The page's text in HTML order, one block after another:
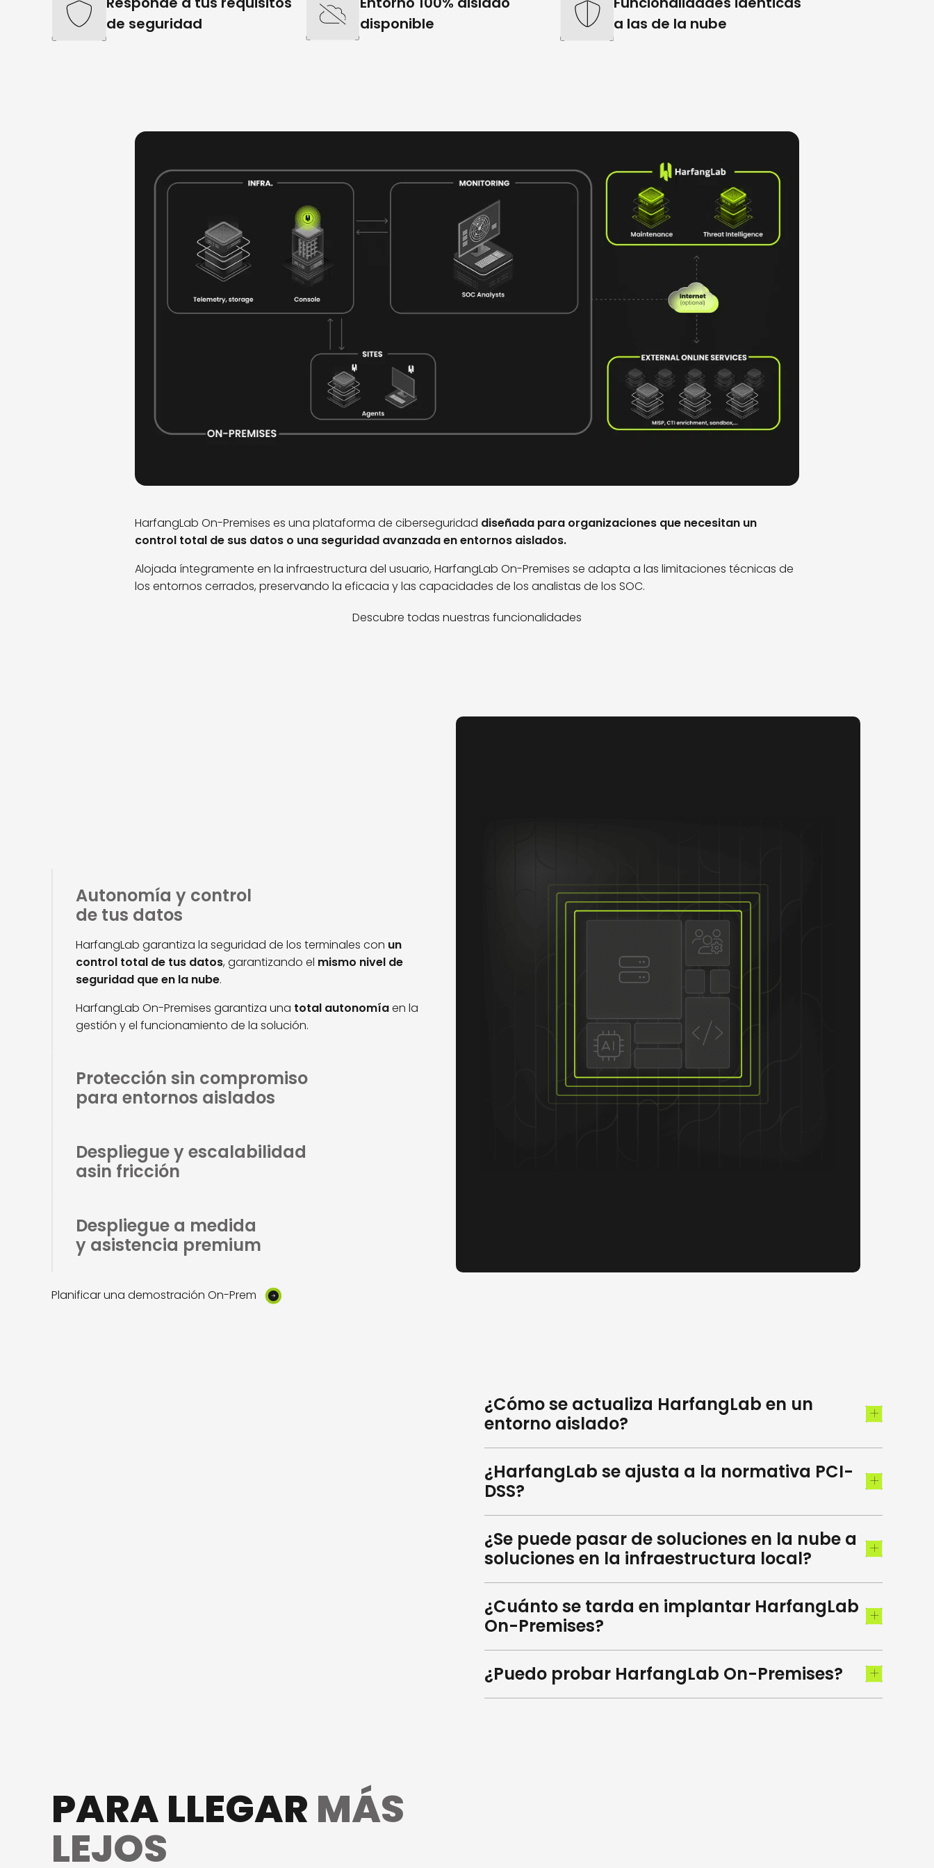
de seguridad
disponible
a las de la nube
HarfangLab On-Premises es una plataforma de ciberseguridad diseñada para organizaciones que necesitan un
control total de sus datos o una seguridad avanzada en entornos aislados.
Alojada íntegramente en la infraestructura del usuario, HarfangLab On-Premises se adapta a las limitaciones técnicas de
los entornos cerrados, preservando la eficacia y las capacidades de los analistas de los SOC.
Descubre todas nuestras funcionalidades
Autonomía y control
de tus datos
HarfangLab garantiza la seguridad de los terminales con un
control total de tus datos, garantizando el mismo nivel de
seguridad que en la nube.
HarfangLab On-Premises garantiza una total autonomíaen la
gestión y el funcionamiento de la solución.
Protección sin compromiso
para entornos aislados
Despliegue y escalabilidad
asin fricción
Despliegue a medida
y asistencia premium
Planificar una demostración On-Prem
¿Cómo se actualiza HarfangLab en un
entorno aislado?
¿HarfangLab se ajusta a la normativa PCI-
DSS?
¿Se puede pasar de soluciones en la nube a
soluciones en la infraestructura local?
¿Cuánto se tarda en implantar HarfangLab
On-Premises?
¿Puedo probar HarfangLab On-Premises?
PARA LLEGAR MÁS
LEJOS